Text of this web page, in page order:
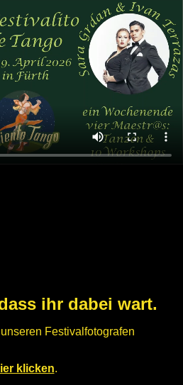
ihr dabei wart.
Festivalfotografen
klicken.